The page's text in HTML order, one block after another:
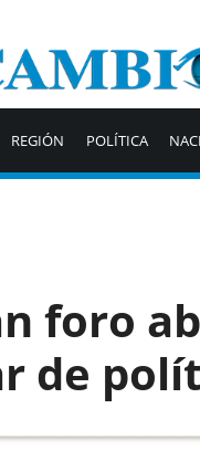
REGIÓN POLÍTICA
foro
de